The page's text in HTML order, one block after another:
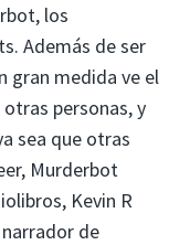
los
Además de ser
gran medida ve el
personas, y
sea que otras
Murderbot
Kevin R
de